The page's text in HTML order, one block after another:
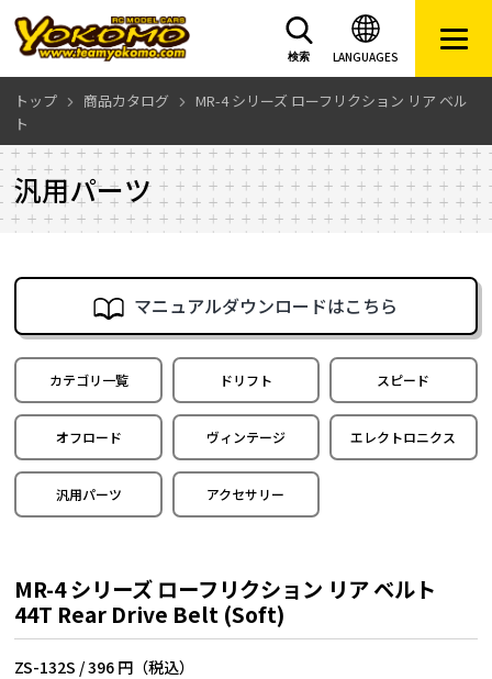
LANGUAGES
検索
トップ 商品カタログ
MR-4 シリーズ ローフリクション リア ベル
ト
汎用パーツ
マニュアルダウンロードはこちら
カテゴリ一覧 ドリフト スピード
オフロード ヴィンテージ エレクトロニクス
汎用パーツ アクセサリー
MR-4 シリーズ ローフリクション リア ベルト
44T Rear Drive Belt (Soft)
ZS-132S /396 円（税込）